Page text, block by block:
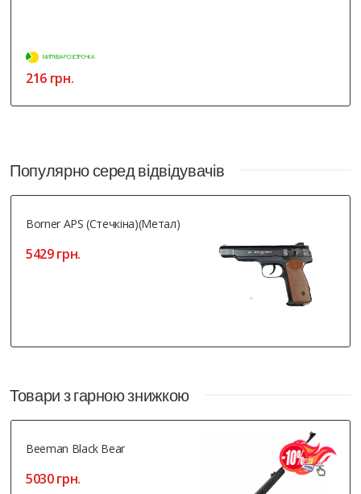
МИТТЄВА РОЗСТРОЧКА
216 грн.
Популярно серед відвідувачів
Borner APS (Стечкіна)(метал)
5429 грн.
Товари з гарною знижкою
Beeman Black Bear
5030 грн.